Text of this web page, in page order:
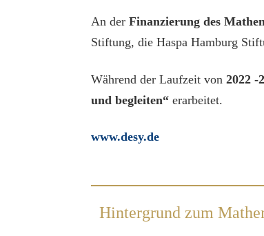
An der Finanzierung des
Stiftung, die Haspa Hamburg
Während der Laufzeit von 2022 -
und begleiten“ erarbeitet.
www.desy.de
Hintergrund zum